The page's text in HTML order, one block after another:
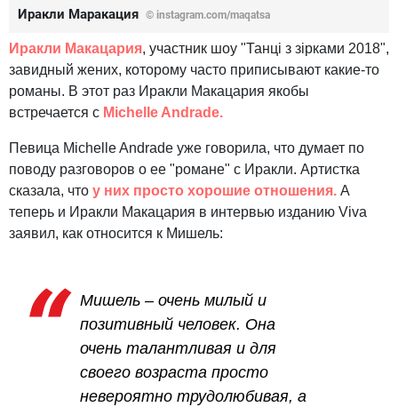
Иракли Маракация © instagram.com/maqatsa
Иракли Макацария, участник шоу "Танці з зірками 2018",
завидный жених, которому часто приписывают какие-то
романы. В этот раз Иракли Макацария якобы
встречается с Michelle Andrade.
Певица Michelle Andrade уже говорила, что думает по
поводу разговоров о ее "романе" с Иракли. Артистка
сказала, что у них просто хорошие отношения. А
теперь и Иракли Макацария в интервью изданию Viva
заявил, как относится к Мишель:
Мишель – очень милый и
позитивный человек. Она
очень талантливая и для
своего возраста просто
невероятно трудолюбивая, а